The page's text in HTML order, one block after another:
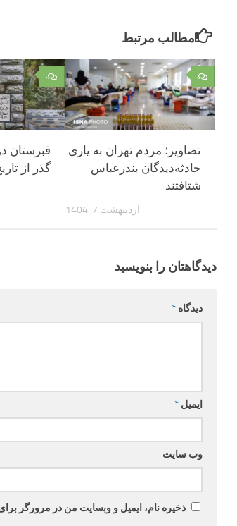
مطالب مرتبط
۰
قبرستان
گذر از
۰
تصاویر؛ مردم تهران به یاری
حادثه‌دیدگان بندرعباس
شتافتند
اردیبهشت 7, 1404
دیدگاهتان را بنویسید
دیدگاه *
ایمیل *
وب‌ سایت
ذخیره نام، ایمیل و وبسایت من در مرورگر